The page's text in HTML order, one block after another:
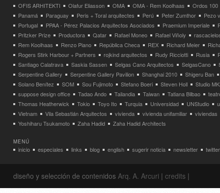
OFIS ARHITEKTI
Olafur Eliasson OMA OMA - Rem Koolhaas
Ordos 100
Panamá
Paraguay Peris + Toral arquitectes Perú Peter Zumthor
Pezo
Portugal
PPAA - Pérez Palacios Arquitectos Asociados Praemium Imperiale
Pritzker Prize
Productora Qatar Rafael Moneo Rafael Viñoly
Rem Koolhaas
Renzo Piano República Checa REX Richard Meier
Rogers Stirk Harbour + Partners
rojkind arquitectos Rudy Ricciotti Rusia
Santiago Calatrava
Saskia Sassen Selgas Cano Arquitectos SelgasCano
Serpentine Gallery
Serpentine Gallery Pavilion Shanghai 2010
Shigeru Ban
Solano Benítez
SOM Sou Fujimoto Stefano Boeri Steven Holl
Studio
suppose design office
Tadao Ando Tailandia Taiwan Tatiana Bilbao
Thomas Heatherwick
Tokio Toyo Ito Turquia Universidad UNStudio
Vietnam
Vila Sebastián Arquitectos vivienda vivienda unifamiliar
viviendas
Yoshiharu Tsukamoto
Zaha Hadid Zaha Hadid Architects
MENÚ
inicio especiales links blog english sugerir noticia newsletter twitter
diseño y selección de contenidos Arq. A. Arcuri | credits |